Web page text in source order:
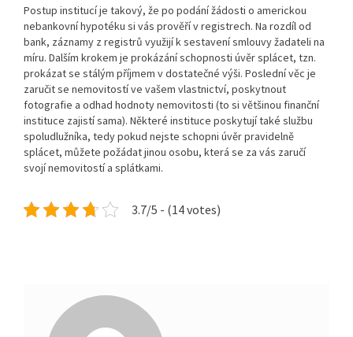
Postup institucí je takový, že po podání žádosti o americkou
nebankovní hypotéku si vás prověří v registrech. Na rozdíl od
bank, záznamy z registrů využijí k sestavení smlouvy žadateli na
míru. Dalším krokem je prokázání schopnosti úvěr splácet, tzn.
prokázat se stálým příjmem v dostatečné výši. Poslední věc je
zaručit se nemovitostí ve vašem vlastnictví, poskytnout
fotografie a odhad hodnoty nemovitosti (to si většinou finanční
instituce zajistí sama). Některé instituce poskytují také službu
spoludlužníka, tedy pokud nejste schopni úvěr pravidelně
splácet, můžete požádat jinou osobu, která se za vás zaručí
svojí nemovitostí a splátkami.
3.7/5 - (14 votes)